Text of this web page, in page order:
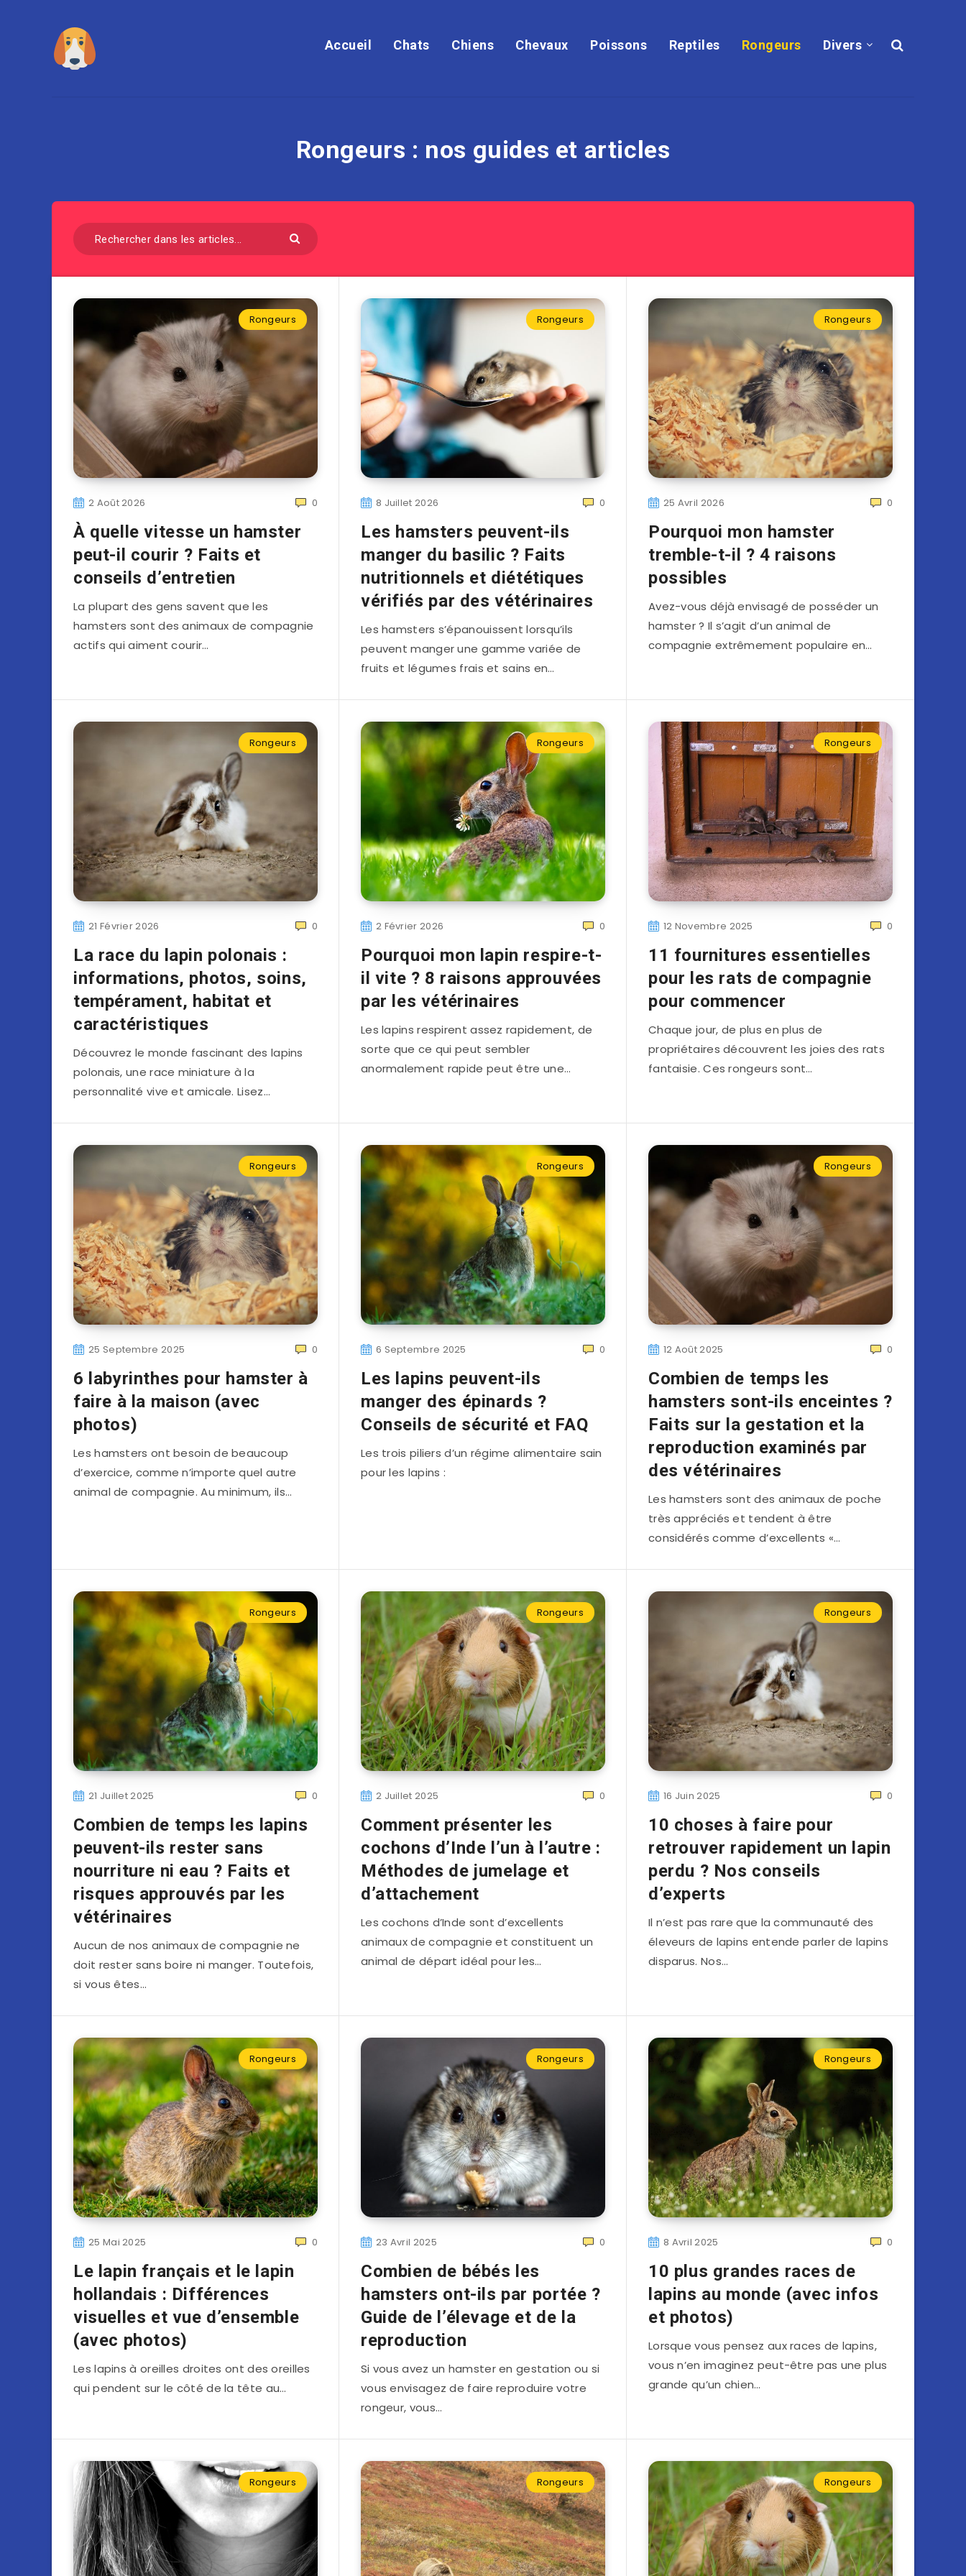
Accueil Chats Chiens Chevaux Poissons Reptiles Rongeurs Divers
Rongeurs : nos guides et articles
Rongeurs
2 Août 2026 0
À quelle vitesse un hamster
peut-il courir ? Faits et
conseils d’entretien
La plupart des gens savent que les
hamsters sont des animaux de compagnie
actifs qui aiment courir…
Rongeurs
8 Juillet 2026 0
Les hamsters peuvent-ils
manger du basilic ? Faits
nutritionnels et diététiques
vérifiés par des vétérinaires
Les hamsters s’épanouissent lorsqu’ils
peuvent manger une gamme variée de
fruits et légumes frais et sains en…
Rongeurs
25 Avril 2026 0
Pourquoi mon hamster
tremble-t-il ? 4 raisons
possibles
Avez-vous déjà envisagé de posséder un
hamster ? Il s’agit d’un animal de
compagnie extrêmement populaire en…
Rongeurs
21 Février 2026 0
La race du lapin polonais :
informations, photos, soins,
tempérament, habitat et
caractéristiques
Découvrez le monde fascinant des lapins
polonais, une race miniature à la
personnalité vive et amicale. Lisez…
Rongeurs
2 Février 2026 0
Pourquoi mon lapin respire-t-
il vite ? 8 raisons approuvées
par les vétérinaires
Les lapins respirent assez rapidement, de
sorte que ce qui peut sembler
anormalement rapide peut être une…
Rongeurs
12 Novembre 2025 0
11 fournitures essentielles
pour les rats de compagnie
pour commencer
Chaque jour, de plus en plus de
propriétaires découvrent les joies des rats
fantaisie. Ces rongeurs sont…
Rongeurs
25 Septembre 2025 0
6 labyrinthes pour hamster à
faire à la maison (avec
photos)
Les hamsters ont besoin de beaucoup
d’exercice, comme n’importe quel autre
animal de compagnie. Au minimum, ils…
Rongeurs
6 Septembre 2025 0
Les lapins peuvent-ils
manger des épinards ?
Conseils de sécurité et FAQ
Les trois piliers d’un régime alimentaire sain
pour les lapins :
Rongeurs
12 Août 2025 0
Combien de temps les
hamsters sont-ils enceintes ?
Faits sur la gestation et la
reproduction examinés par
des vétérinaires
Les hamsters sont des animaux de poche
très appréciés et tendent à être
considérés comme d’excellents «…
Rongeurs
21 Juillet 2025 0
Combien de temps les lapins
peuvent-ils rester sans
nourriture ni eau ? Faits et
risques approuvés par les
vétérinaires
Aucun de nos animaux de compagnie ne
doit rester sans boire ni manger. Toutefois,
si vous êtes…
Rongeurs
2 Juillet 2025 0
Comment présenter les
cochons d’Inde l’un à l’autre :
Méthodes de jumelage et
d’attachement
Les cochons d’Inde sont d’excellents
animaux de compagnie et constituent un
animal de départ idéal pour les…
Rongeurs
16 Juin 2025 0
10 choses à faire pour
retrouver rapidement un lapin
perdu ? Nos conseils
d’experts
Il n’est pas rare que la communauté des
éleveurs de lapins entende parler de lapins
disparus. Nos…
Rongeurs
25 Mai 2025 0
Le lapin français et le lapin
hollandais : Différences
visuelles et vue d’ensemble
(avec photos)
Les lapins à oreilles droites ont des oreilles
qui pendent sur le côté de la tête au…
Rongeurs
23 Avril 2025 0
Combien de bébés les
hamsters ont-ils par portée ?
Guide de l’élevage et de la
reproduction
Si vous avez un hamster en gestation ou si
vous envisagez de faire reproduire votre
rongeur, vous…
Rongeurs
8 Avril 2025 0
10 plus grandes races de
lapins au monde (avec infos
et photos)
Lorsque vous pensez aux races de lapins,
vous n’en imaginez peut-être pas une plus
grande qu’un chien…
Rongeurs Rongeurs Rongeurs